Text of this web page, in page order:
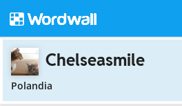
Chelseasmile
Polandia